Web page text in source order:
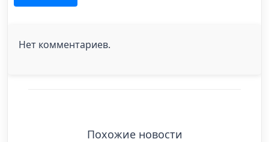
Нет комментариев.
Похожие новости